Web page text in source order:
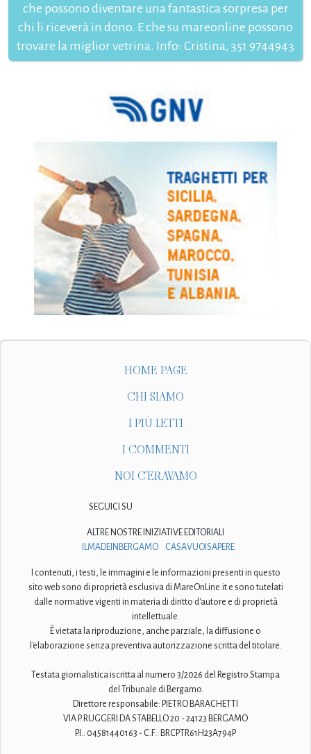
che possono diventare una fantastica sorpresa per
chi li riceverà in dono. E che su mareonline possono
trovare la miglior vetrina. Info: Cristina, 351 9744943
HOME PAGE
CHI SIAMO
I PIÙ LETTI
I COMMENTI
NOI C'ERAVAMO
SEGUICI SU
ALTRE NOSTRE INIZIATIVE EDITORIALI
ILMADEINBERGAMO
CASAVUOISAPERE
I contenuti, i testi, le immagini e le informazioni presenti in questo
sito web sono di proprietà esclusiva di MareOnLine.it e sono tutelati
dalle normative vigenti in materia di diritto d'autore e di proprietà
intellettuale.
È vietata la riproduzione, anche parziale, la diffusione o
l'elaborazione senza preventiva autorizzazione scritta del titolare.
Testata giornalistica iscritta al numero 3/2026 del Registro Stampa
del Tribunale di Bergamo.
Direttore responsabile: PIETRO BARACHETTI
VIA P. RUGGERI DA STABELLO 20 - 24123 BERGAMO
P.I.: 04581440163 - C.F.: BRCPTR61H23A794P